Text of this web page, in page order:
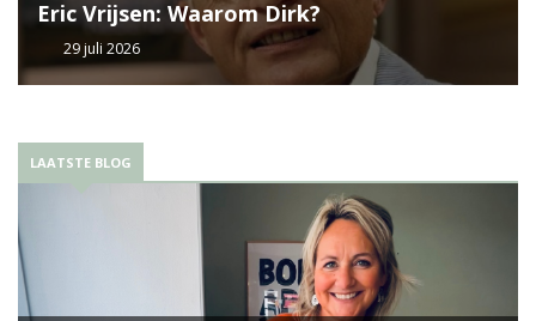
Eric Vrijsen: Waarom Dirk?
29 juli 2026
LAATSTE BLOG